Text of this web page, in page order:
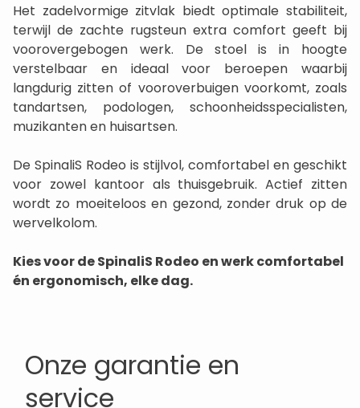
Het zadelvormige zitvlak biedt optimale stabiliteit,
terwijl de zachte rugsteun extra comfort geeft bij
voorovergebogen werk. De stoel is in hoogte
verstelbaar en ideaal voor beroepen waarbij
langdurig zitten of vooroverbuigen voorkomt, zoals
tandartsen, podologen, schoonheidsspecialisten,
muzikanten en huisartsen.
De SpinaliS Rodeo is stijlvol, comfortabel en geschikt
voor zowel kantoor als thuisgebruik. Actief zitten
wordt zo moeiteloos en gezond, zonder druk op de
wervelkolom.
Kies voor de SpinaliS Rodeo en werk comfortabel
én ergonomisch, elke dag.
Onze garantie en
service